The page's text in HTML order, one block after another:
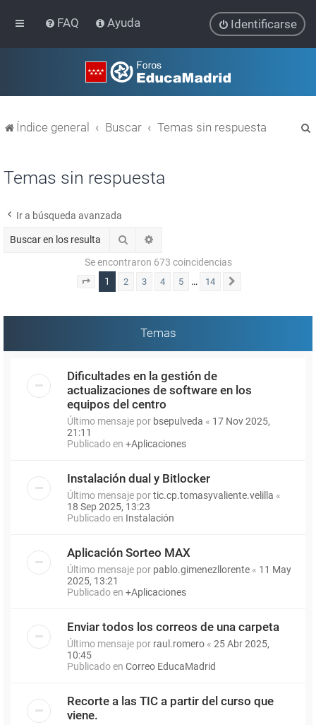
FAQ Ayuda Identificarse
Índice general Buscar Temas sin respuesta
Temas sin respuesta
Ir a búsqueda avanzada
Buscar
Se encontraron 673 coincidencias
Página 1de 14
1 2 3 4 5 … 14
Temas
Dificultades en la gestión de
actualizaciones de software en los
equipos del centro
Último mensaje por bsepulveda « 17 Nov 2025,
21:11
Publicado en +Aplicaciones
Instalación dual y Bitlocker
Último mensaje portic.cp.tomasyvaliente.velilla «
18 Sep 2025, 13:23
Publicado en Instalación
Aplicación Sorteo MAX
Último mensaje por pablo.gimenezllorente « 11 May
2025, 13:21
Publicado en +Aplicaciones
Enviar todos los correos de una carpeta
Último mensaje por raul.romero « 25 Abr 2025,
10:45
Publicado en Correo EducaMadrid
Recorte a las TIC a partir del curso que
viene.